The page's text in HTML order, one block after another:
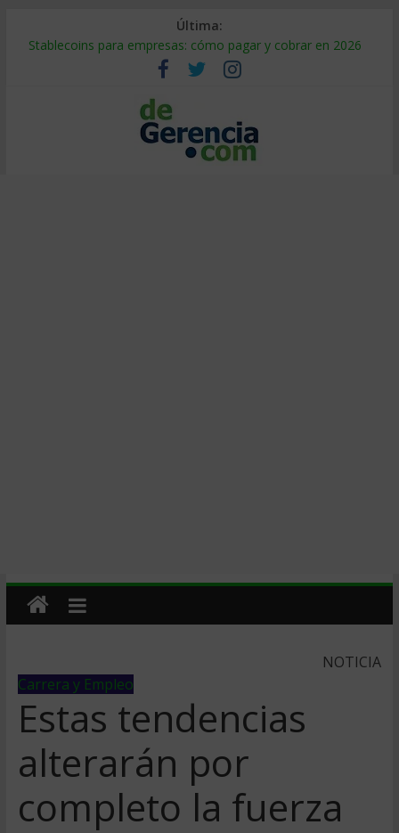
Última:
Stablecoins para empresas: cómo pagar y cobrar en 2026
Despido silencioso: qué es y por qué sale tan caro
IA en selección de personal: cómo auditarla a tiempo
Trabajo forzoso en la cadena de suministro: qué hacer
Mercado hispano de EE. UU.: cómo segmentarlo y venderle
NOTICIA
Carrera y Empleo
Estas tendencias
alterarán por
completo la fuerza